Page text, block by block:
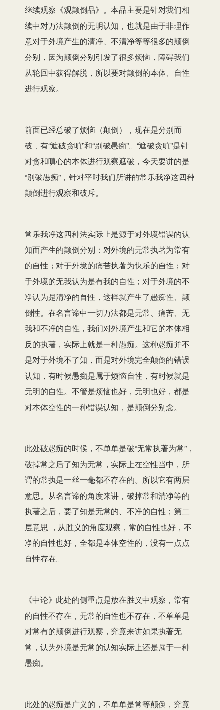
继续观察《观颠倒品》。本品主要是针对我们相
续中对万法颠倒的无明认知，也就是由于非理作
意对于外境产生的清净、不清净等等很多的颠倒
分别，因为颠倒分别引发了很多烦恼，障碍我们
从轮回中获得解脱，所以要对颠倒的本体、自性
进行观察。
前面已经总破了烦恼（颠倒），现在是分别而
破，有“遮破贪嗔”和“别破愚痴”。“遮破贪嗔”是针
对贪和嗔心的本体进行观察遮破，今天要讲的是
“别破愚痴”，针对平时我们所讲的常乐我净这四种
颠倒进行观察和破斥。
常乐我净这四种法实际上是源于对外境错误的认
知而产生的颠倒分别：对外境的无常执著为常有
的自性；对于外境的痛苦执著为快乐的自性；对
于外境的无我认为是有我的自性；对于外境的不
净认为是清净的自性，这样就产生了愚痴性、颠
倒性。在名言谛中一切万法都是无常、痛苦、无
我和不净的自性，我们对外境产生和它的本体相
反的执著，实际上就是一种愚痴。这种愚痴并不
是对于外境不了知，而是对外境完全颠倒的错误
认知，有时候愚痴是属于烦恼自性，有时候就是
无明的自性。不管是烦恼也好，无明也好，都是
对本体空性的一种错误认知，是颠倒分别念。
此处破愚痴的时候，不单单是破“无常执著为常”，
破掉常之后了知为无常，实际上在空性当中，所
谓的常执是一丝一毫都不存在的。所以它有两层
意思。从名言谛的角度来讲，破掉常和清净等的
执著之后，要了知是无常的、不净的自性；第二
层意思 ，从胜义的角度观察，常的自性也好，不
净的自性也好，全都是本体空性的，没有一点点
自性存在。
《中论》此处的侧重点是放在胜义中观察，常有
的自性不存在，无常的自性也不存在，不单单是
对常有的颠倒进行观察，究竟来讲如果执著无
常，认为外境是无常的认知实际上还是属于一种
愚痴。
此处的愚痴是广义的，不单单是常等颠倒，究竟